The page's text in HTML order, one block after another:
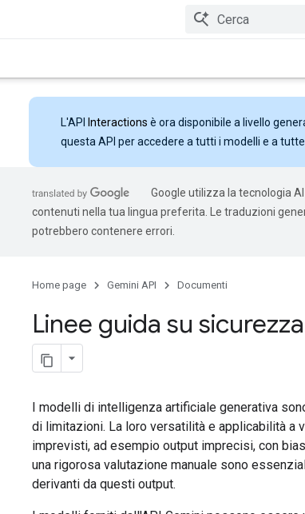
L'API Interactions è ora disponibile a livello
questa API per accedere a tutti i modelli e a
Google utilizza la tecnologia
contenuti nella tua lingua preferita. Le traduzioni
potrebbero contenere errori.
Home page Gemini API Documenti
Linee guida su
I modelli di intelligenza artificiale generativa
di limitazioni. La loro versatilità e applicabilità a
imprevisti, ad esempio output imprecisi, con
una rigorosa valutazione manuale sono
derivanti da questi output.